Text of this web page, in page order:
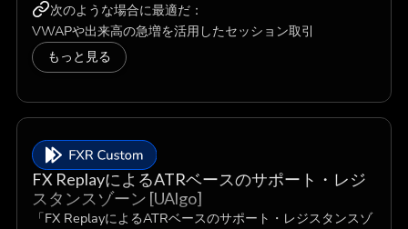
次のような場合に最適だ：
VWAPや出来高の急増を活用したセッション取引
もっと見る
FX ReplayによるATRベースのサポート・レジ
スタンスゾーン [UAlgo]
「FX ReplayによるATRベースのサポート・レジスタンスゾ